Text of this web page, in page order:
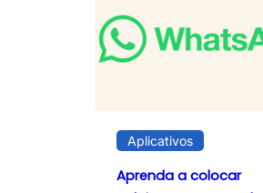
Aplicativos
Aprenda a colocar